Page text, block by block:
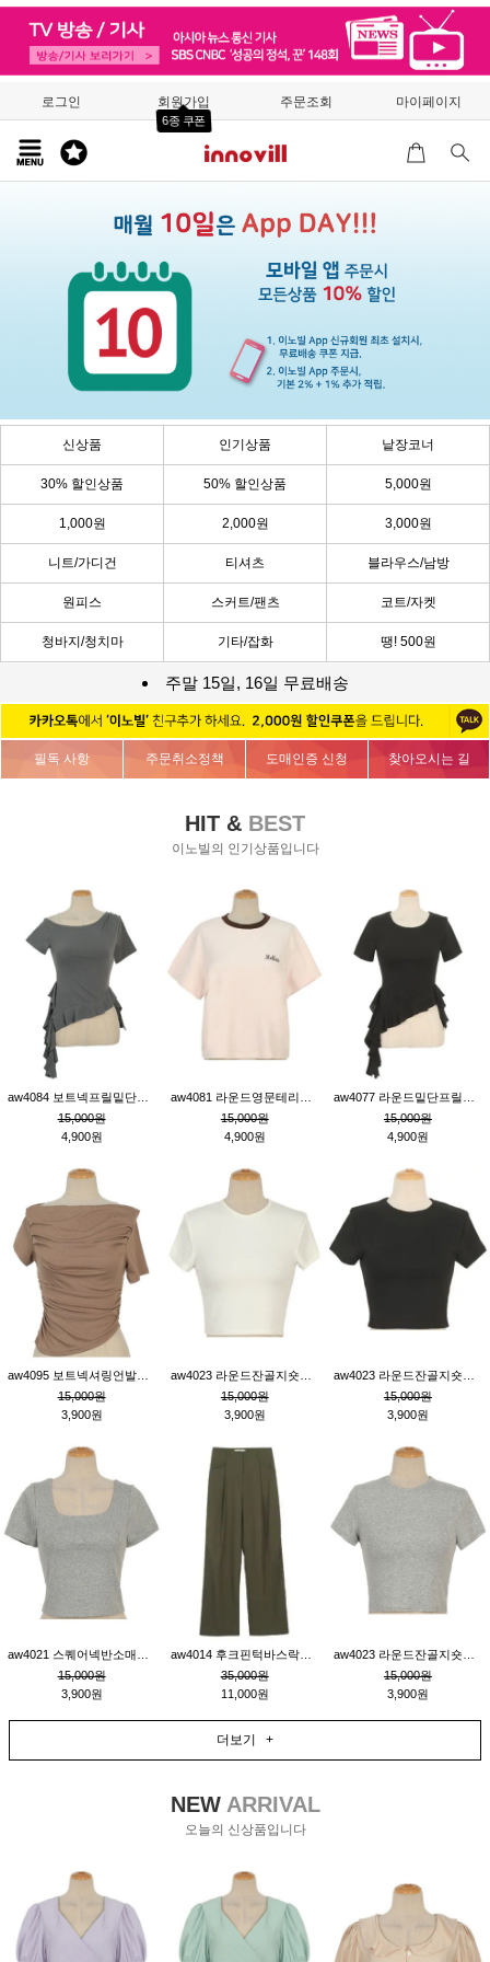
로그인 회원가입
6종 쿠폰
주문조회 마이페이지
신상품 인기상품 낱장코너
30% 할인상품 50% 할인상품 5,000원
1,000원 2,000원 3,000원
니트/가디건 티셔츠 블라우스/남방
원피스 스커트/팬츠 코트/자켓
청바지/청치마 기타/잡화 땡! 500원
주말 15일, 16일 무료배송
필독 사항 주문취소정책 도매인증 신청 찾아오시는 길
HIT & BEST
이노빌의 인기상품입니다
15,000원
4,900원
15,000원
4,900원
15,000원
4,900원
15,000원
3,900원
15,000원
3,900원
15,000원
3,900원
15,000원
3,900원
35,000원
11,000원
15,000원
3,900원
더보기 +
NEWARRIVAL
오늘의 신상품입니다